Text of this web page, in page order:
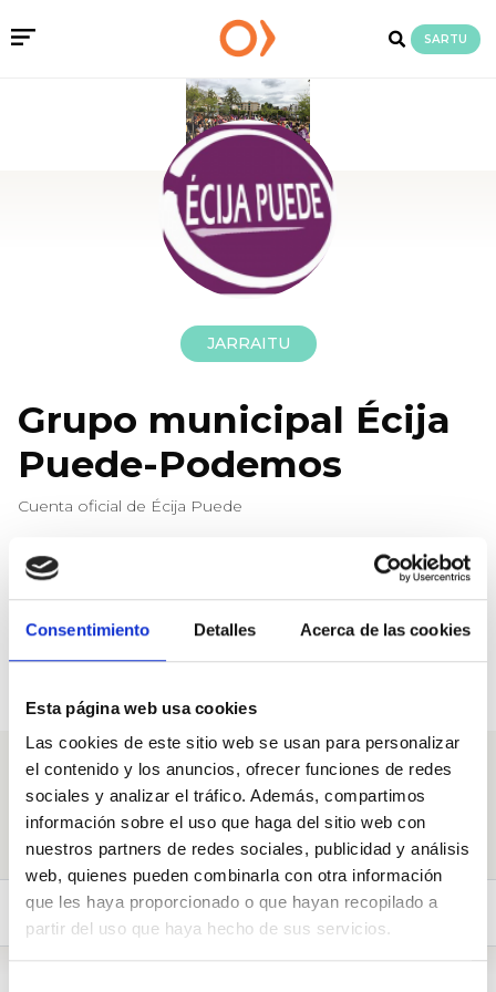
Consentimiento Detalles Acerca de las cookies
Esta página web usa cookies
Las cookies de este sitio web se usan para personalizar
el contenido y los anuncios, ofrecer funciones de redes
sociales y analizar el tráfico. Además, compartimos
información sobre el uso que haga del sitio web con
nuestros partners de redes sociales, publicidad y análisis
web, quienes pueden combinarla con otra información
que les haya proporcionado o que hayan recopilado a
partir del uso que haya hecho de sus servicios.
SARTU
JARRAITU
Grupo municipal Écija
Puede-Podemos
Cuenta oficial de Écija Puede
Pregunta a Grupo
municipal Écija Puede-
Beharrezko babesak: 10
Galdeituidazu
Politikariak (2) Biografia